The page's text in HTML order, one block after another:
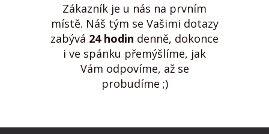
Zákazník je u nás na prvním
místě. Náš tým se Vašimi dotazy
zabývá 24 hodin denně, dokonce
i ve spánku přemýšlíme, jak
Vám odpovíme, až se
probudíme ;)